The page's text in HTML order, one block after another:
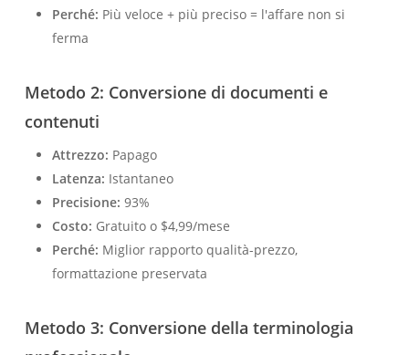
Perché: Più veloce + più preciso = l'affare non si
ferma
Metodo 2: Conversione di documenti e
contenuti
Attrezzo: Papago
Latenza: Istantaneo
Precisione: 93%
Costo: Gratuito o $4,99/mese
Perché: Miglior rapporto qualità-prezzo,
formattazione preservata
Metodo 3: Conversione della terminologia